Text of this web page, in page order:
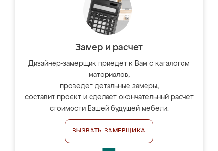
Замер и расчет
Дизайнер-замерщик приедет к Вам с каталогом
материалов,
проведёт детальные замеры,
составит проект и сделает окончательный расчёт
стоимости Вашей будущей мебели.
ВЫЗВАТЬ ЗАМЕРЩИКА